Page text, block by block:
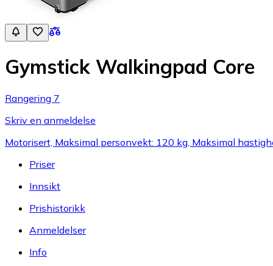
Gymstick Walkingpad Core
Rangering 7
Skriv en anmeldelse
Motorisert, Maksimal personvekt: 120 kg, Maksimal
Priser
Innsikt
Prishistorikk
Anmeldelser
Info